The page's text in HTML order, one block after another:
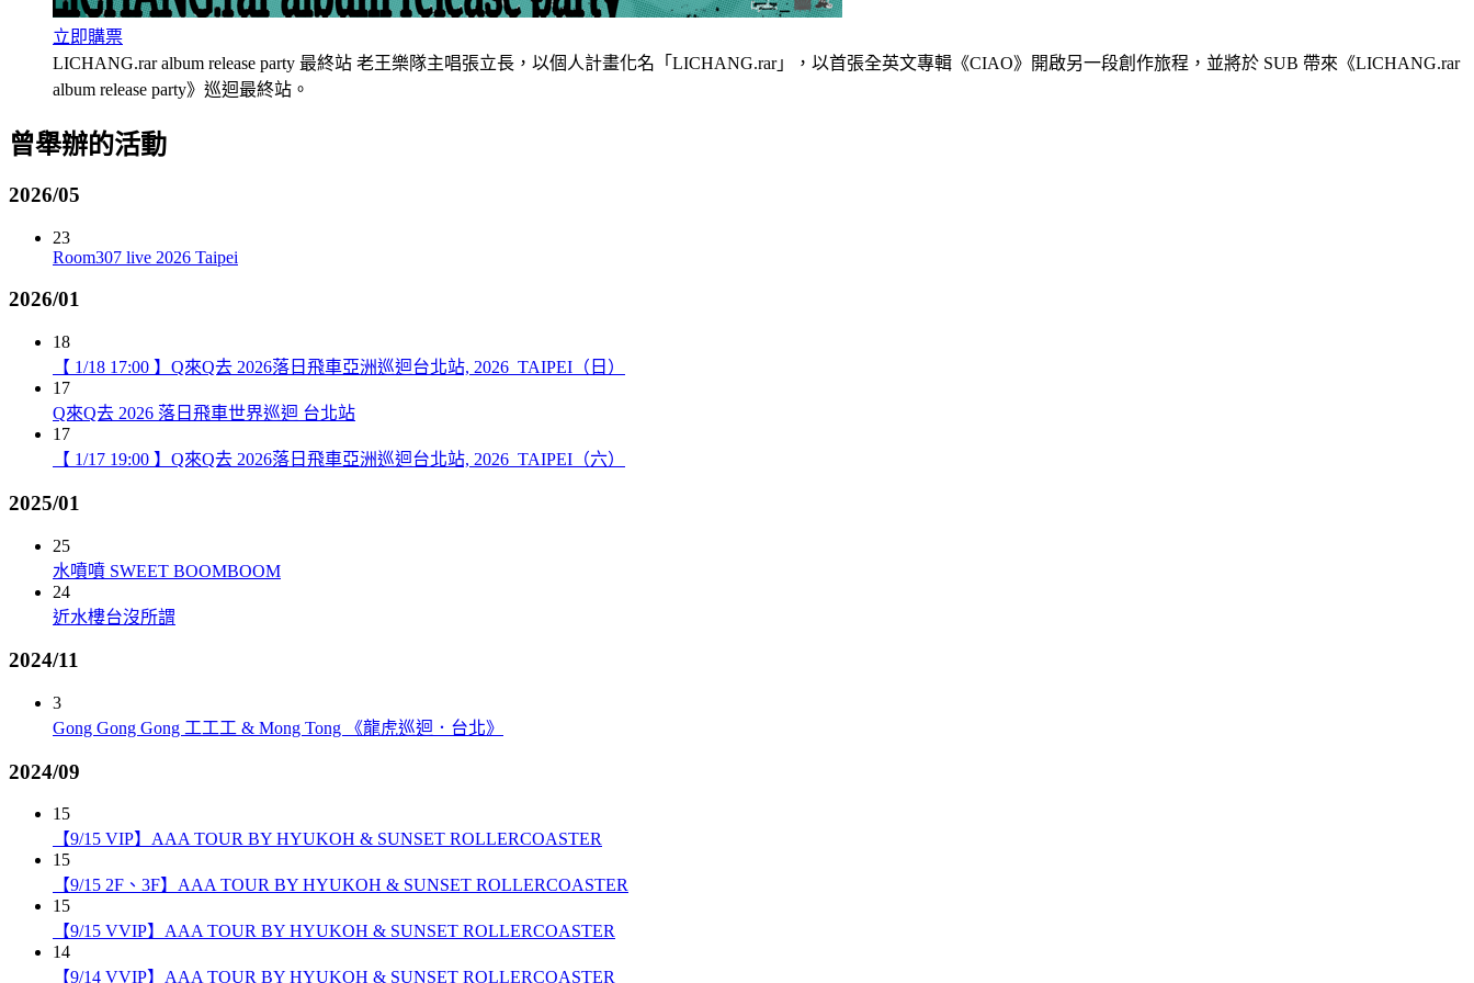
立即購票
LICHANG.rar album release party 最終站 老王樂隊主唱張立長，以個人計畫化名「LICHANG.rar」，以首張全英文專輯《CIAO》開啟另一段創作旅程，並將於 SUB 帶來《LICHANG.rar
album release party》巡迴最終站。
曾舉辦的活動
2026/05
23
Room307 live 2026 Taipei
2026/01
18
【 1/18 17:00 】Q來Q去 2026落日飛車亞洲巡迴台北站, 2026 TAIPEI（日）
17
Q來Q去 2026 落日飛車世界巡迴 台北站
17
【 1/17 19:00 】Q來Q去 2026落日飛車亞洲巡迴台北站, 2026 TAIPEI（六）
2025/01
25
水噴噴 SWEET BOOMBOOM
24
近水樓台沒所謂
2024/11
3
Gong Gong Gong 工工工 & Mong Tong 《龍虎巡迴．台北》
2024/09
15
【9/15 VIP】AAA TOUR BY HYUKOH & SUNSET ROLLERCOASTER
15
【9/15 2F、3F】AAA TOUR BY HYUKOH & SUNSET ROLLERCOASTER
15
【9/15 VVIP】AAA TOUR BY HYUKOH & SUNSET ROLLERCOASTER
14
【9/14 VVIP】AAA TOUR BY HYUKOH & SUNSET ROLLERCOASTER